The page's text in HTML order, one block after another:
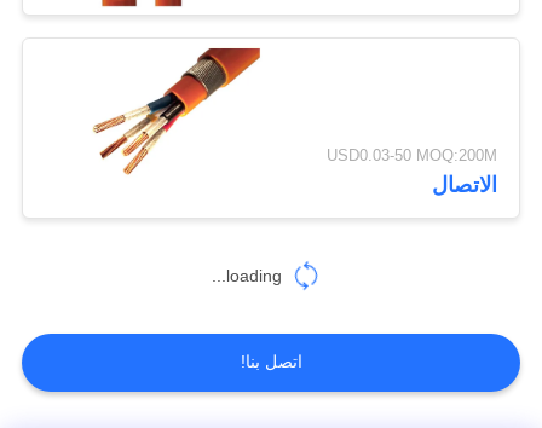
USD0.03-50 MOQ:200M
الاتصال
loading...
اتصل بنا!